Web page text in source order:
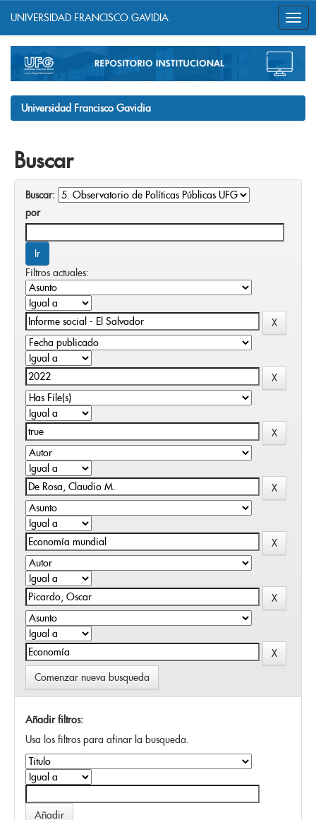
navigation
UNIVERSIDAD FRANCISCO GAVIDIA
Universidad Francisco Gavidia
Buscar
Buscar:
por
Filtros actuales:
Comenzar nueva busqueda
Añadir filtros:
Usa los filtros para afinar la busqueda.